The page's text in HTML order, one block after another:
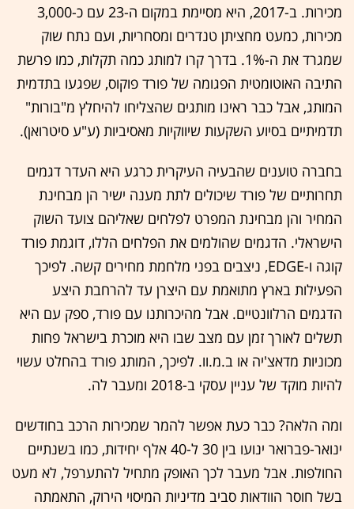
מכירות. ב-2017, היא מסיימת במקום ה-23 עם כ-3,000
מכירות, כמעט מחציתן טנדרים ומסחריות, ועם נתח שוק
שמגרד את ה-1%. בדרך קרו למותג כמה תקלות, כמו פרשת
התיבה האוטומטית הפגומה של פורד פוקוס, שפגעו בתדמית
המותג, אבל כבר ראינו מותגים שהצליחו להיחלץ מ"בורות"
תדמיתיים בסיוע השקעות שיווקיות מאסיביות (ע"ע סיטרואן).
בחברה טוענים שהבעיה העיקרית כרגע היא העדר דגמים
תחרותיים של פורד שיכולים לתת מענה ישיר הן מבחינת
המחיר והן מבחינת המפרט לפלחים שאליהם צועד השוק
הישראלי. הדגמים שהולמים את הפלחים הללו, דוגמת פורד
קוגה ו-EDGE, ניצבים בפני מלחמת מחירים קשה. לפיכך
הפעילות בארץ מתואמת עם היצרן עד להרחבת היצע
הדגמים הרלוונטיים. אבל מהיכרותנו עם פורד, ספק עם היא
תשלים לאורך זמן עם מצב שבו היא מוכרת בישראל פחות
מכוניות מדאצ'יה או ב.מ.וו. לפיכך, המותג פורד בהחלט עשוי
להיות מוקד של עניין עסקי ב-2018 ומעבר לה.
ומה הלאה? כבר כעת אפשר להמר שמכירות הרכב בחודשים
ינואר-פברואר ינועו בין 30 ל-40 אלף יחידות, כמו בשנתיים
החולפות. אבל מעבר לכך האופק מתחיל להתערפל, לא מעט
בשל חוסר הוודאות סביב מדיניות המיסוי הירוק, התאמתה